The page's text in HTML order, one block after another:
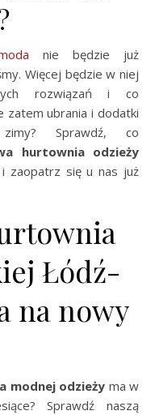
nie będzie już
Więcej będzie w niej
rozwiązań i co
zatem ubrania i dodatki
Sprawdź, co
hurtownia odzieży
zaopatrz się u nas już
Łódź-
na nowy
modnej odzieży ma w
Sprawdź naszą